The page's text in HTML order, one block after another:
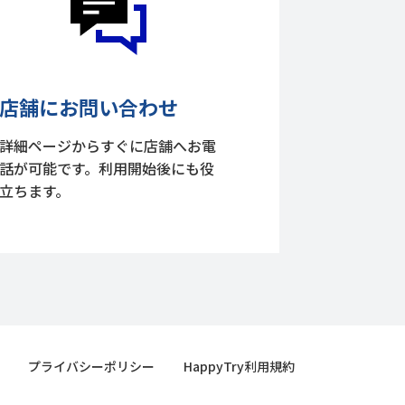
舗にお問い合わせ
細ページからすぐに店舗へお電
が可能です。利用開始後にも役
ちます。
プライバシーポリシー HappyTry利用規約